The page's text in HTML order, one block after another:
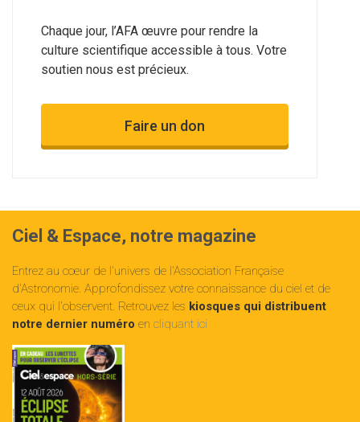
Chaque jour, l’AFA œuvre pour rendre la
culture scientifique accessible à tous. Votre
soutien nous est précieux.
Faire un don
Ciel & Espace, notre magazine
Entrez au cœur de l'univers de l'Association Française
d'Astronomie. Approfondissez votre connaissance du ciel et de
ceux qui l'observent. Retrouvez les kiosques qui distribuent
notre dernier numéro en cliquant ici